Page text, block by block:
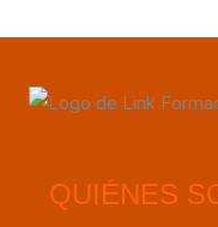
QUIÉNES